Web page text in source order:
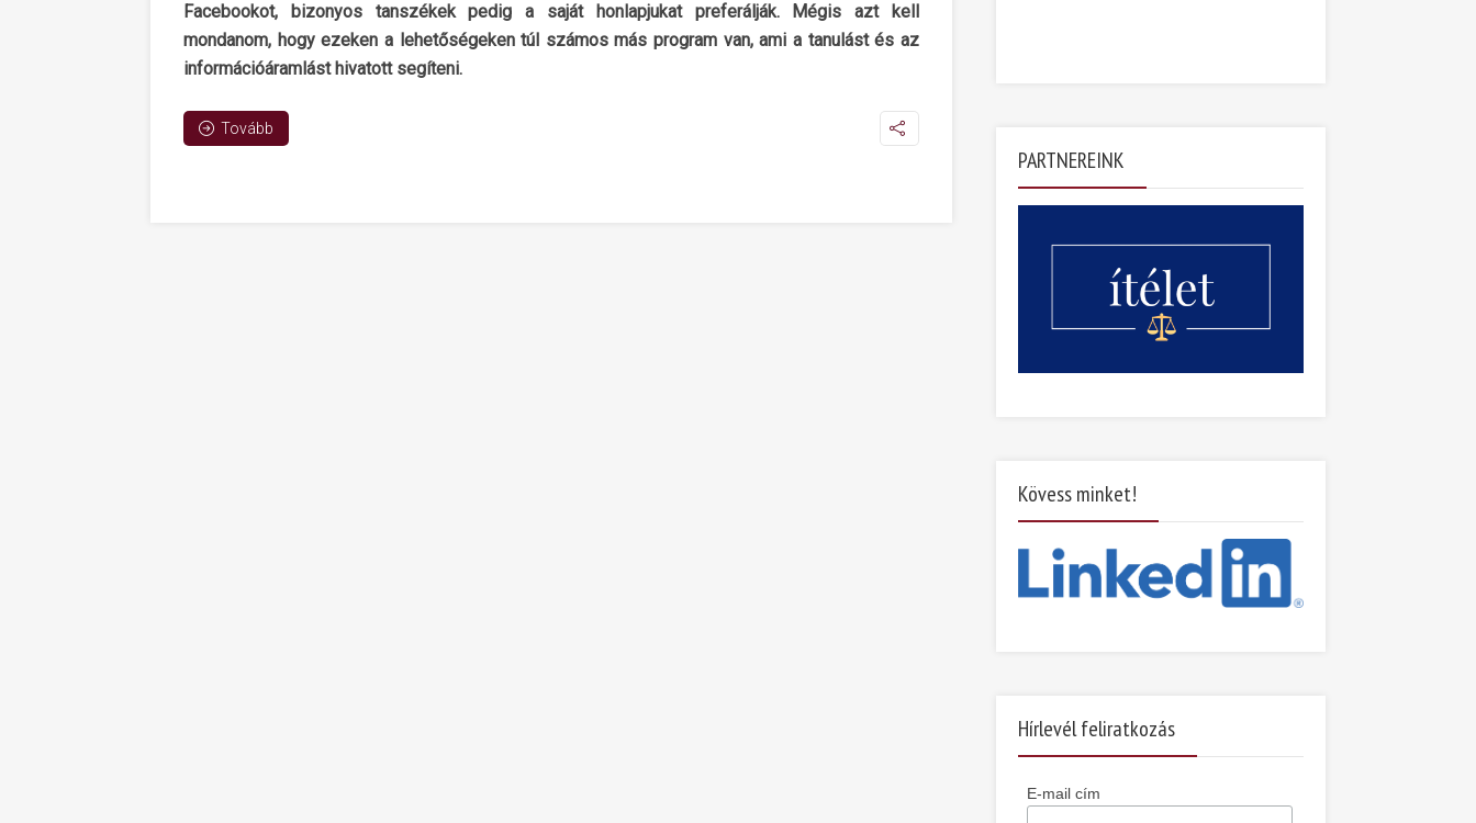
Facebookot, bizonyos tanszékek pedig a saját honlapjukat preferálják. Mégis azt kell
mondanom, hogy ezeken a lehetőségeken túl számos más program van, ami a tanulást és az
információáramlást hivatott segíteni.
Tovább
PARTNEREINK
Kövess minket!
Hírlevél feliratkozás
E-mail cím